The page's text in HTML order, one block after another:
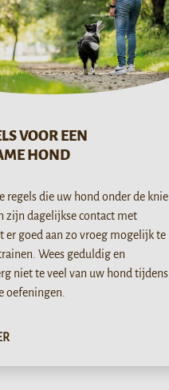
VOOR EEN
HOND
regels die uw hond onder de knie
zijn dagelijkse contact met
er goed aan zo vroeg mogelijk te
Wees geduldig en
niet te veel van uw hond tijdens
oefeningen.